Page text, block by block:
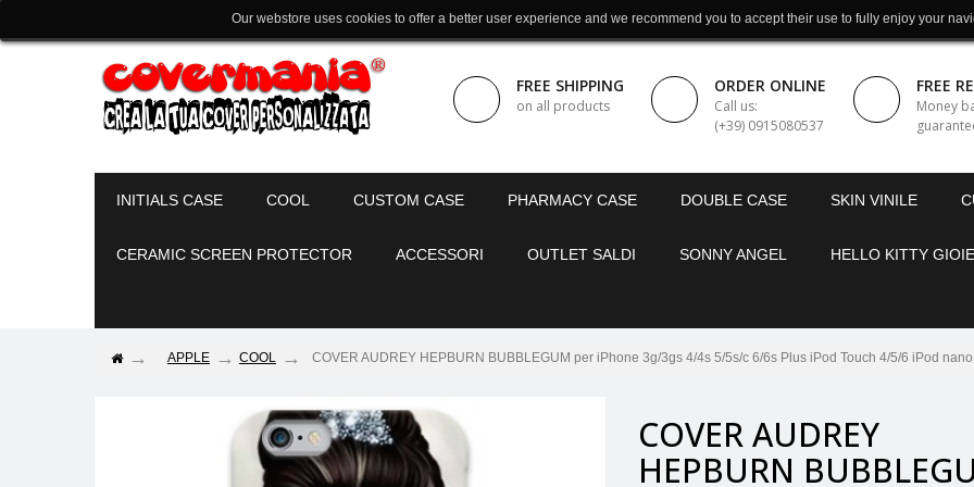
FREE SHIPPING
on all products
ORDER ONLINE
Call us:
(+39) 0915080537
FREE
Money
INITIALS CASE COOL CUSTOM CASE PHARMACY CASE DOUBLE CASE SKIN VINILE
CERAMIC SCREEN PROTECTOR ACCESSORI OUTLET SALDI SONNY ANGEL HELLO KITTY
Our webstore uses cookies to offer a better user experience and we recommend you to accept their use to fully enjoy your
APPLE COOL COVER AUDREY HEPBURN BUBBLEGUM per iPhone 3g/3gs 4/4s 5/5s/c 6/6s Plus iPod Touch 4/5/6 iPod nano
COVER AUDREY
HEPBURN